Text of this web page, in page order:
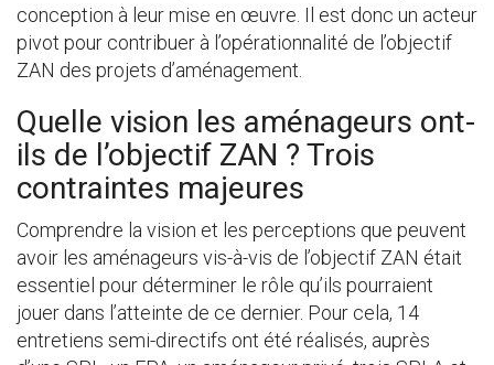
conception à leur mise en œuvre. Il est donc un acteur
pivot pour contribuer à l’opérationnalité de l’objectif
ZAN des projets d’aménagement.
Quelle vision les aménageurs ont-
ils de l’objectif ZAN ? Trois
contraintes majeures
Comprendre la vision et les perceptions que peuvent
avoir les aménageurs vis-à-vis de l’objectif ZAN était
essentiel pour déterminer le rôle qu’ils pourraient
jouer dans l’atteinte de ce dernier. Pour cela, 14
entretiens semi-directifs ont été réalisés, auprès